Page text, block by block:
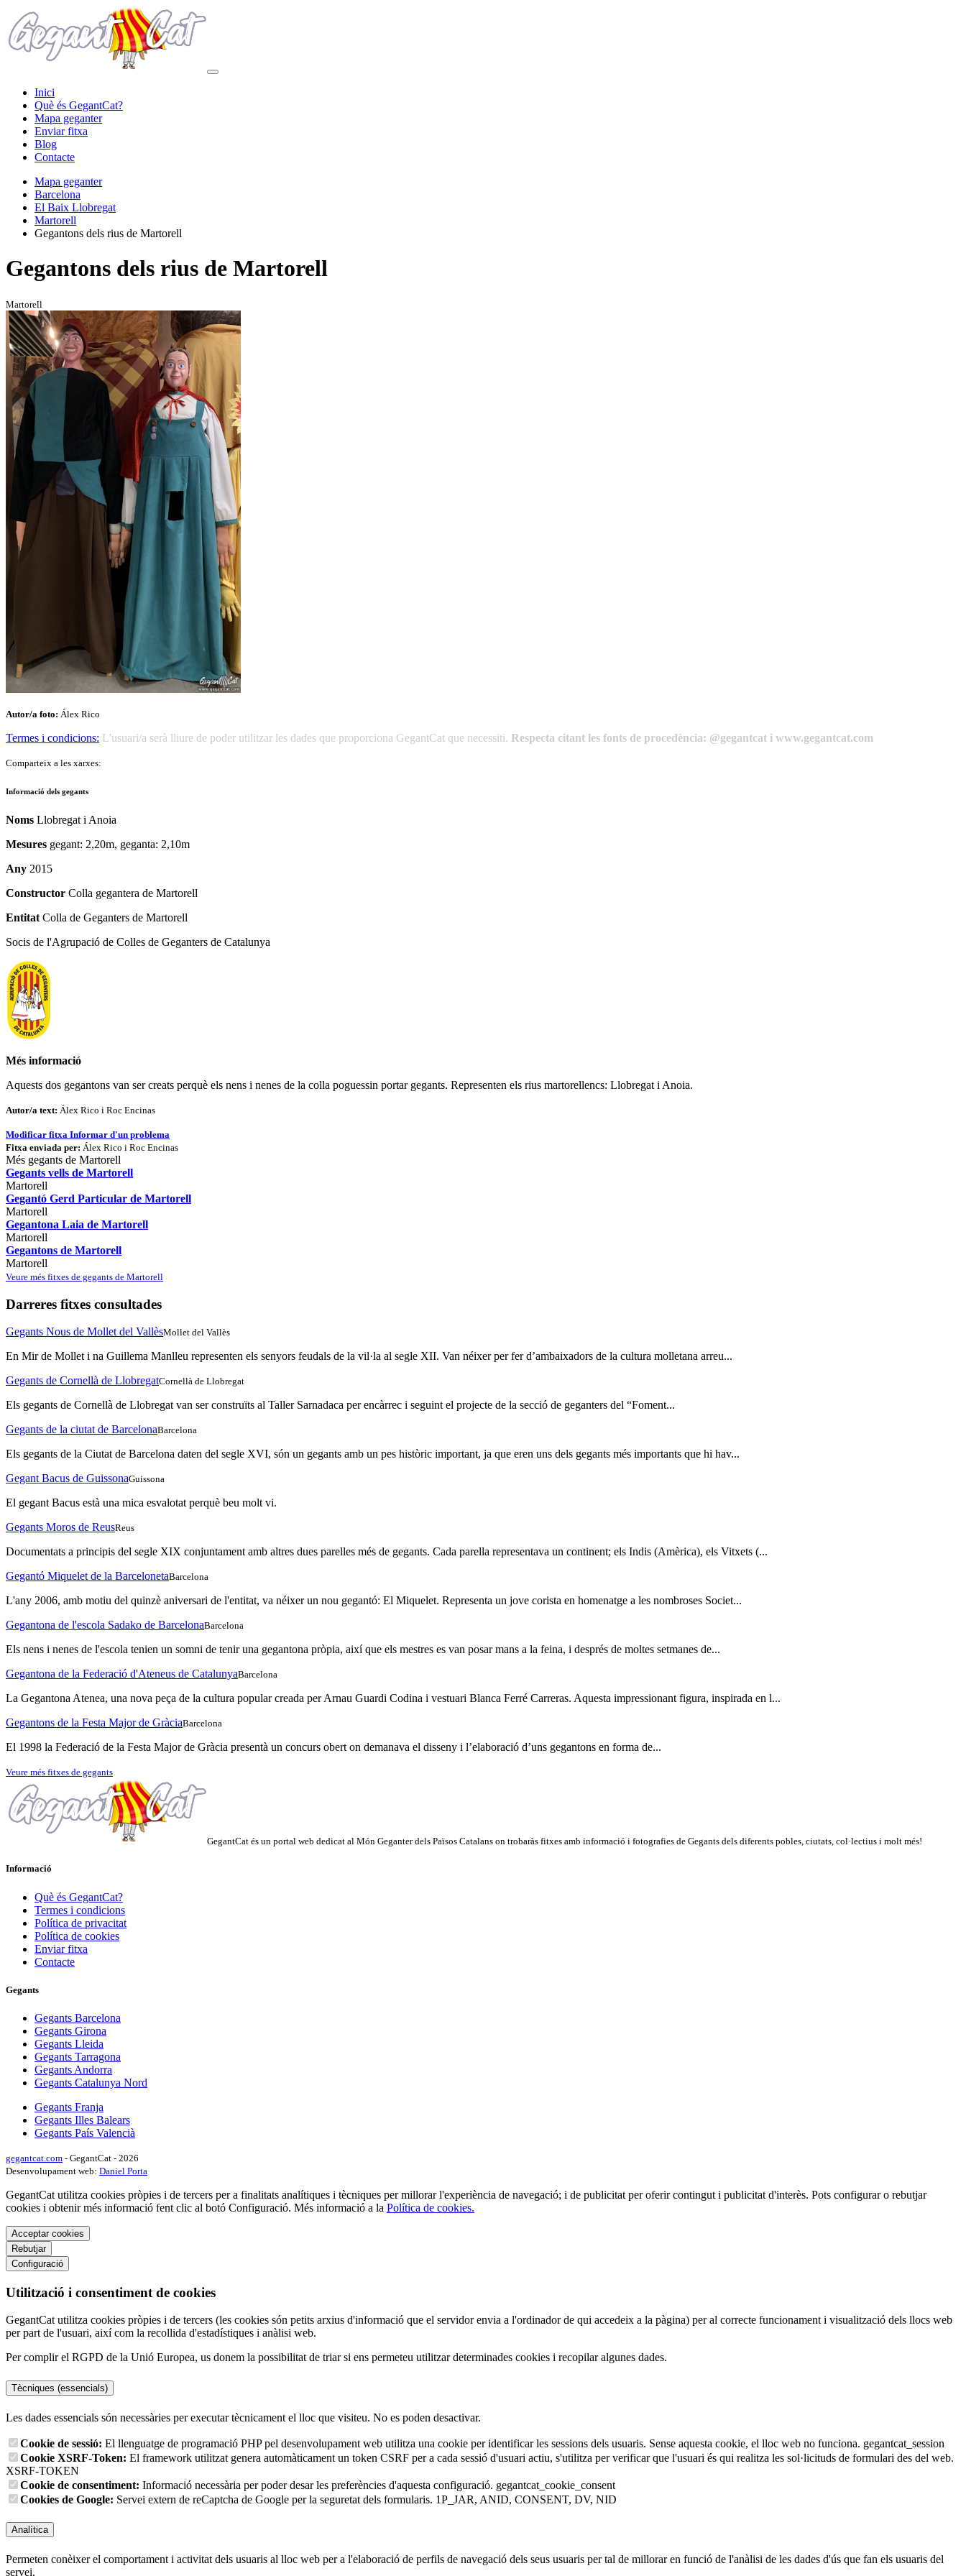
Inici
Què és GegantCat?
Mapa geganter
Enviar fitxa
Blog
Contacte
Mapa geganter
Barcelona
El Baix Llobregat
Martorell
Gegantons dels rius de Martorell
Gegantons dels rius de Martorell
Martorell
Autor/a foto: Álex Rico
Termes i condicions: L'usuari/a serà lliure de poder utilitzar les dades que proporciona GegantCat que necessiti. Respecta citant les fonts de procedència: @gegantcat i www.gegantcat.com
Comparteix a les xarxes:
Informació dels gegants
Noms Llobregat i Anoia
Mesures gegant: 2,20m, geganta: 2,10m
Any 2015
Constructor Colla gegantera de Martorell
Entitat Colla de Geganters de Martorell
Socis de l'Agrupació de Colles de Geganters de Catalunya
Més informació
Aquests dos gegantons van ser creats perquè els nens i nenes de la colla poguessin portar gegants. Representen els rius martorellencs: Llobregat i Anoia.
Autor/a text: Álex Rico i Roc Encinas
Modificar fitxa Informar d'un problema
Fitxa enviada per: Álex Rico i Roc Encinas
Més gegants de Martorell
Gegants vells de Martorell
Martorell
Gegantó Gerd Particular de Martorell
Martorell
Gegantona Laia de Martorell
Martorell
Gegantons de Martorell
Martorell
Veure més fitxes de gegants de Martorell
Darreres fitxes consultades
Gegants Nous de Mollet del VallèsMollet del Vallès
En Mir de Mollet i na Guillema Manlleu representen els senyors feudals de la vil·la al segle XII. Van néixer per fer d’ambaixadors de la cultura molletana arreu...
Gegants de Cornellà de LlobregatCornellà de Llobregat
Els gegants de Cornellà de Llobregat van ser construïts al Taller Sarnadaca per encàrrec i seguint el projecte de la secció de geganters del “Foment...
Gegants de la ciutat de BarcelonaBarcelona
Els gegants de la Ciutat de Barcelona daten del segle XVI, són un gegants amb un pes històric important, ja que eren uns dels gegants més importants que hi hav...
Gegant Bacus de GuissonaGuissona
El gegant Bacus està una mica esvalotat perquè beu molt vi.
Gegants Moros de ReusReus
Documentats a principis del segle XIX conjuntament amb altres dues parelles més de gegants. Cada parella representava un continent; els Indis (Amèrica), els Vitxets (...
Gegantó Miquelet de la BarcelonetaBarcelona
L'any 2006, amb motiu del quinzè aniversari de l'entitat, va néixer un nou gegantó: El Miquelet. Representa un jove corista en homenatge a les nombroses Societ...
Gegantona de l'escola Sadako de BarcelonaBarcelona
Els nens i nenes de l'escola tenien un somni de tenir una gegantona pròpia, així que els mestres es van posar mans a la feina, i després de moltes setmanes de...
Gegantona de la Federació d'Ateneus de CatalunyaBarcelona
La Gegantona Atenea, una nova peça de la cultura popular creada per Arnau Guardi Codina i vestuari Blanca Ferré Carreras. Aquesta impressionant figura, inspirada en l...
Gegantons de la Festa Major de GràciaBarcelona
El 1998 la Federació de la Festa Major de Gràcia presentà un concurs obert on demanava el disseny i l’elaboració d’uns gegantons en forma de...
Veure més fitxes de gegants
GegantCat és un portal web dedicat al Món Geganter dels Països Catalans on trobaràs fitxes amb informació i fotografies de Gegants dels diferents pobles, ciutats, col·lectius i molt més!
Informació
Què és GegantCat?
Termes i condicions
Política de privacitat
Política de cookies
Enviar fitxa
Contacte
Gegants
Gegants Barcelona
Gegants Girona
Gegants Lleida
Gegants Tarragona
Gegants Andorra
Gegants Catalunya Nord
Gegants Franja
Gegants Illes Balears
Gegants País Valencià
gegantcat.com - GegantCat - 2026
Desenvolupament web: Daniel Porta
GegantCat utilitza cookies pròpies i de tercers per a finalitats analítiques i tècniques per millorar l'experiència de navegació; i de publicitat per oferir contingut i publicitat d'interès. Pots configurar o rebutjar
cookies i obtenir més informació fent clic al botó Configuració. Més informació a la Política de cookies.
Acceptar cookies
Rebutjar
Configuració
Utilització i consentiment de cookies
GegantCat utilitza cookies pròpies i de tercers (les cookies són petits arxius d'informació que el servidor envia a l'ordinador de qui accedeix a la pàgina) per al correcte funcionament i visualització dels llocs web
per part de l'usuari, així com la recollida d'estadístiques i anàlisi web.
Per complir el RGPD de la Unió Europea, us donem la possibilitat de triar si ens permeteu utilitzar determinades cookies i recopilar algunes dades.
Tècniques (essencials)
Les dades essencials són necessàries per executar tècnicament el lloc que visiteu. No es poden desactivar.
Cookie de sessió: El llenguatge de programació PHP pel desenvolupament web utilitza una cookie per identificar les sessions dels usuaris. Sense aquesta cookie, el lloc web no funciona. gegantcat_session
Cookie XSRF-Token: El framework utilitzat genera automàticament un token CSRF per a cada sessió d'usuari actiu, s'utilitza per verificar que l'usuari és qui realitza les sol·licituds de formulari des del web.
XSRF-TOKEN
Cookie de consentiment: Informació necessària per poder desar les preferències d'aquesta configuració. gegantcat_cookie_consent
Cookies de Google: Servei extern de reCaptcha de Google per la seguretat dels formularis. 1P_JAR, ANID, CONSENT, DV, NID
Analítica
Permeten conèixer el comportament i activitat dels usuaris al lloc web per a l'elaboració de perfils de navegació dels seus usuaris per tal de millorar en funció de l'anàlisi de les dades d'ús que fan els usuaris del
servei.